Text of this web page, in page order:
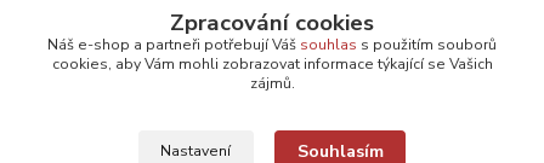
Plážový volejbal, rezervace kurtů
Filmové novinky na DVD a Blu-Ray
Zpracování cookies
Náš e-shop a partneři potřebují Váš souhlas s použitím souborů
cookies, aby Vám mohli zobrazovat informace týkající se Vašich
zájmů.
Nastavení Souhlasím